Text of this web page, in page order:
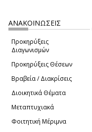
ΑΝΑΚΟΙΝΩΣΕΙΣ
Προκηρύξεις
Διαγωνισμών
Προκηρύξεις Θέσεων
Βραβεία / Διακρίσεις
Διοικητικά Θέματα
Μεταπτυχιακά
Φοιτητική Μέριμνα